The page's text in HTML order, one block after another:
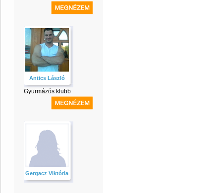
Antics László
Gyurmázós klubb
Gergacz Viktória